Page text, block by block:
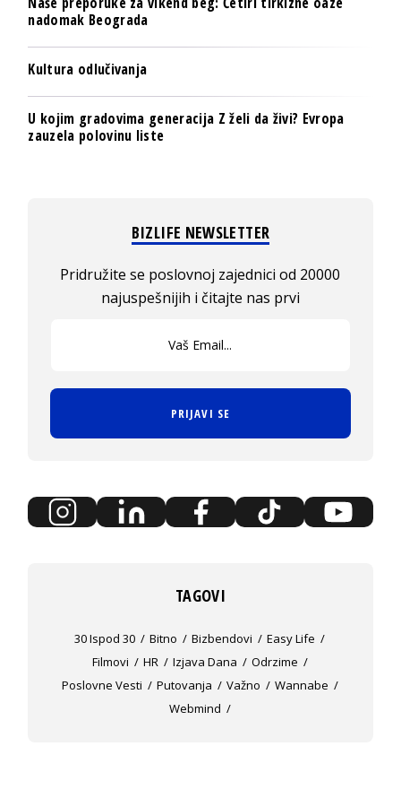
nadomak Beograda
Kultura odlučivanja
U kojim gradovima generacija Z želi da živi? Evropa
zauzela polovinu liste
BIZLIFE NEWSLETTER
Pridružite se poslovnoj zajednici od 20000
najuspešnijih i čitajte nas prvi
PRIJAVI SE
TAGOVI
30 Ispod 30 Bitno Bizbendovi
Easy Life
Filmovi
HR Izjava Dana
Odrzime
Poslovne Vesti
Putovanja Važno
Wannabe
Webmind